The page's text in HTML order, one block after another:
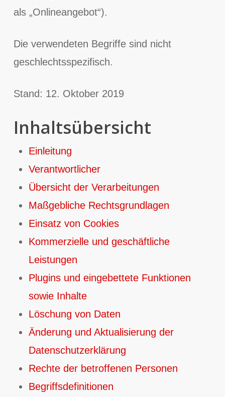
als „Onlineangebot“).
Die verwendeten Begriffe sind nicht
geschlechtsspezifisch.
Stand: 12. Oktober 2019
Inhaltsübersicht
Einleitung
Verantwortlicher
Übersicht der Verarbeitungen
Maßgebliche Rechtsgrundlagen
Einsatz von Cookies
Kommerzielle und geschäftliche
Leistungen
Plugins und eingebettete Funktionen
sowie Inhalte
Löschung von Daten
Änderung und Aktualisierung der
Datenschutzerklärung
Rechte der betroffenen Personen
Begriffsdefinitionen